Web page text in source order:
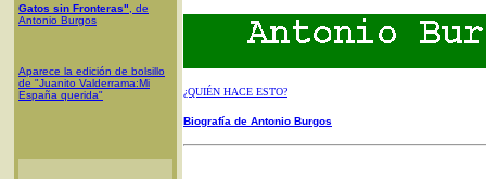
Gatos sin Fronteras" , de
Antonio Burgos
Aparece la edición de bolsillo
de "Juanito Valderrama:Mi
España querida"
¿QUIÉN HACE ESTO?
Biografía de Antonio Burgos